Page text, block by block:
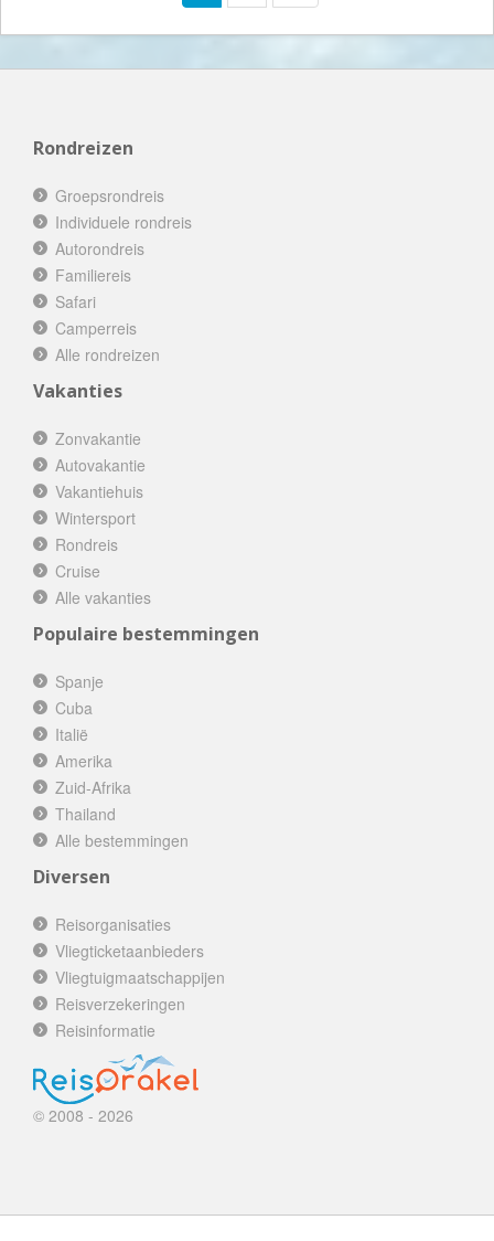
Rondreizen
Groepsrondreis
Individuele rondreis
Autorondreis
Familiereis
Safari
Camperreis
Alle rondreizen
Vakanties
Zonvakantie
Autovakantie
Vakantiehuis
Wintersport
Rondreis
Cruise
Alle vakanties
Populaire bestemmingen
Spanje
Cuba
Italië
Amerika
Zuid-Afrika
Thailand
Alle bestemmingen
Diversen
Reisorganisaties
Vliegticketaanbieders
Vliegtuigmaatschappijen
Reisverzekeringen
Reisinformatie
© 2008 - 2026